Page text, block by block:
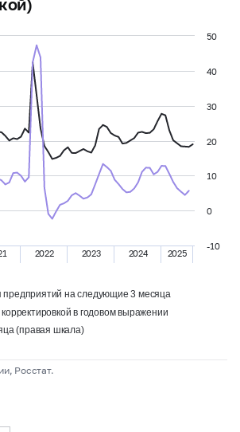
2022 2023 2024 2025
-10
0
10
20
30
40
50
на следующие 3 месяца
в годовом выражении
(правая шкала)
Росстат.